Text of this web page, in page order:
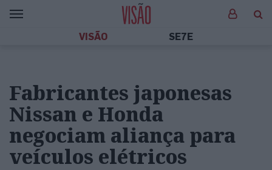
VISÃO SE7E
Fabricantes japonesas
Nissan e Honda
negociam aliança para
veículos elétricos